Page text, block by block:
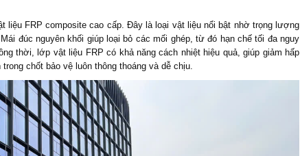
liệu FRP composite cao cấp. Đây là loại vật liệu nổi bật nhờ trọng lượng
đúc nguyên khối giúp loại bỏ các mối ghép, từ đó hạn chế tối đa nguy
thời, lớp vật liệu FRP có khả năng cách nhiệt hiệu quả, giúp giảm hấp
chốt bảo vệ luôn thông thoáng và dễ chịu.